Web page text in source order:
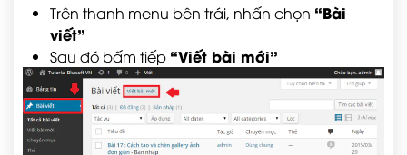
Trên thanh menu bên trái, nhấn chọn “Bài
viết”
Sau đó bấm tiếp “Viết bài mới”